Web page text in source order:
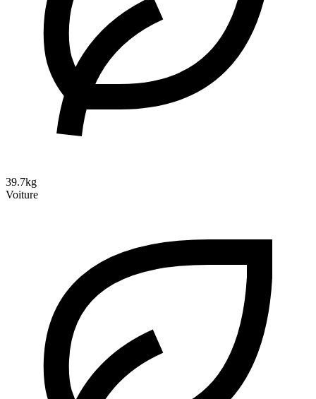
39.7kg
Voiture